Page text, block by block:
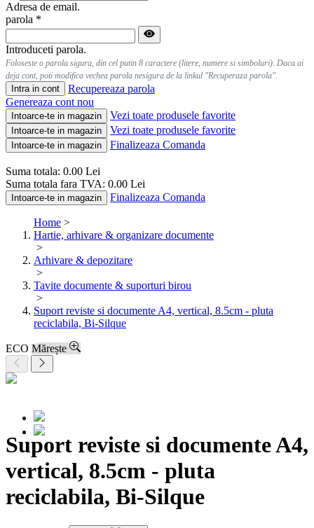
Adresa de email.
parola *
Introduceti parola.
Foloseste o parola sigura, din cel putin 8 caractere (litere, numere si simboluri). Daca ai
deja cont, poti modifica vechea parola nesigura de la linkul "Recuperaza parola".
Intra in cont
Recupereaza parola
Genereaza cont nou
Intoarce-te in magazin Vezi toate produsele favorite
Intoarce-te in magazin Vezi toate produsele favorite
Intoarce-te in magazin Finalizeaza Comanda
Suma totala: 0.00 Lei
Suma totala fara TVA: 0.00 Lei
Intoarce-te in magazin Finalizeaza Comanda
Home >
Hartie, arhivare & organizare documente
>
Arhivare & depozitare
>
Tavite documente & suporturi birou
>
Suport reviste si documente A4, vertical, 8.5cm - pluta
reciclabila, Bi-Silque
ECO Mărește
Suport reviste si documente A4,
vertical, 8.5cm - pluta
reciclabila, Bi-Silque